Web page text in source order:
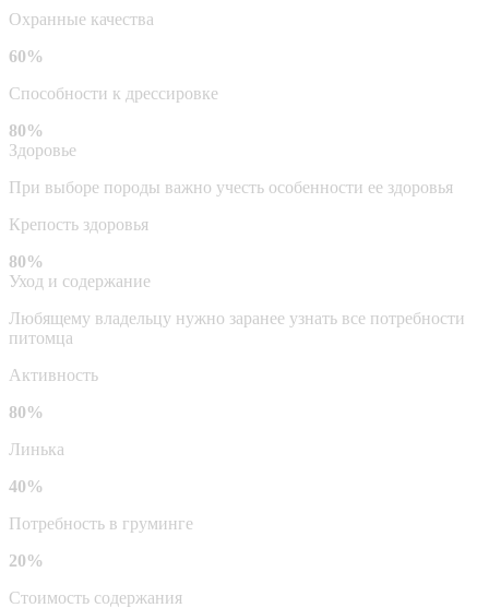
Охранные качества
60%
Способности к дрессировке
80%
Здоровье
При выборе породы важно учесть особенности ее здоровья
Крепость здоровья
80%
Уход и содержание
Любящему владельцу нужно заранее узнать все потребности
питомца
Активность
80%
Линька
40%
Потребность в груминге
20%
Стоимость содержания